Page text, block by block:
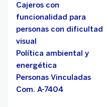
Cajeros con
funcionalidad para
personas con dificultad
visual
Política ambiental y
energética
Personas Vinculadas
Com. A-7404